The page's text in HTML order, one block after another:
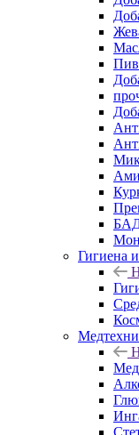
БАД
Гигиена